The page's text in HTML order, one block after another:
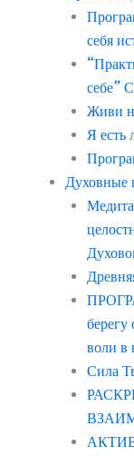
себя
себе”
Живи
Я есть
Духовные
берегу
воли в
Сила